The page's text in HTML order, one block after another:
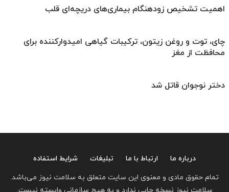
اهمیت تشخیص زودهنگام بیماری‌های دریچه‌ای قلب
چای، توت و روغن زیتون، ترکیبات گیاهی امیدوارکننده برای
محافظت از مغز
دختر نوجوان قاتل شد
درباره ما ارتباط با ما تبلیغات
شرایط استفاده
تمام حقوق مادی و معنوی این سایت متعلق به سلامت نیوز می‌باشد.